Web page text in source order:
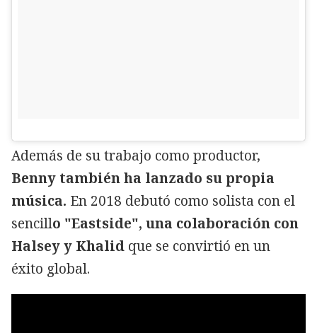
Además de su trabajo como productor,
Benny también ha lanzado su propia
música. En 2018 debutó como solista con el
sencillo "Eastside", una colaboración con
Halsey y Khalid que se convirtió en un
éxito global.